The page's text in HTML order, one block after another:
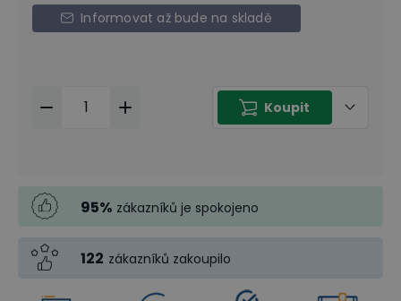
Informovat až bude na skladě
Koupit
95% zákazníků je spokojeno
122 zákazníků zakoupilo